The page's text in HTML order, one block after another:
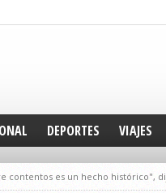
DEPORTES VIAJES
contentos es un hecho histórico",